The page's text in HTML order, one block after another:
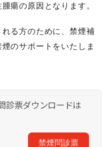
瘍の原因となります。
る方のために、禁煙補
のサポートをいたしま
診票ダウンロードは
禁煙問診票